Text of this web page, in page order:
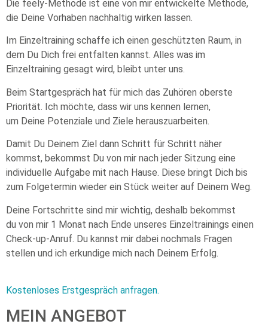
Die feely-Methode ist eine von mir entwickelte Methode,
die Deine Vorhaben nachhaltig wirken lassen.
Im Einzeltraining schaffe ich einen geschützten Raum, in
dem Du Dich frei entfalten kannst. Alles was im
Einzeltraining gesagt wird, bleibt unter uns.
Beim Startgespräch hat für mich das Zuhören oberste
Priorität. Ich möchte, dass wir uns kennen lernen,
um Deine Potenziale und Ziele herauszuarbeiten.
Damit Du Deinem Ziel dann Schritt für Schritt näher
kommst, bekommst Du von mir nach jeder Sitzung eine
individuelle Aufgabe mit nach Hause. Diese bringt Dich bis
zum Folgetermin wieder ein Stück weiter auf Deinem Weg.
Deine Fortschritte sind mir wichtig, deshalb bekommst
du von mir 1 Monat nach Ende unseres Einzeltrainings einen
Check-up-Anruf. Du kannst mir dabei nochmals Fragen
stellen und ich erkundige mich nach Deinem Erfolg.
Kostenloses Erstgespräch anfragen.
MEIN ANGEBOT